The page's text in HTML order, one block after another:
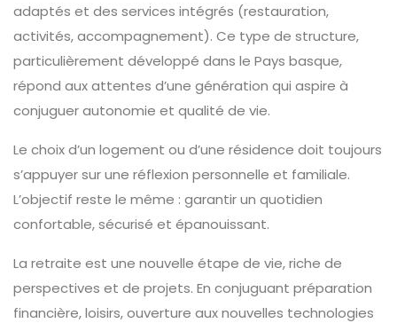
adaptés et des services intégrés (restauration,
activités, accompagnement). Ce type de structure,
particulièrement développé dans le Pays basque,
répond aux attentes d’une génération qui aspire à
conjuguer autonomie et qualité de vie.
Le choix d’un logement ou d’une résidence doit toujours
s’appuyer sur une réflexion personnelle et familiale.
L’objectif reste le même : garantir un quotidien
confortable, sécurisé et épanouissant.
La retraite est une nouvelle étape de vie, riche de
perspectives et de projets. En conjuguant préparation
financière, loisirs, ouverture aux nouvelles technologies